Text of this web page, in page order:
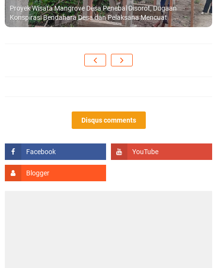
Proyek Wisata Mangrove Desa Penebal Disorot, Dugaan
Konspirasi Bendahara Desa dan Pelaksana Mencuat
Disqus comments